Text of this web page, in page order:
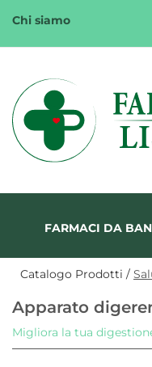
Chi siamo
Margherita
FarmaWeb
FARMACI DA
Catalogo Prodotti /
Apparato
Migliora la tua